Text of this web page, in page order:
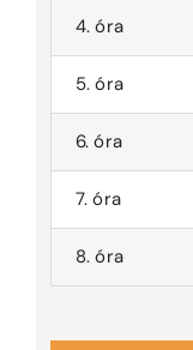
4. óra
5. óra
6. óra
7. óra
8. óra